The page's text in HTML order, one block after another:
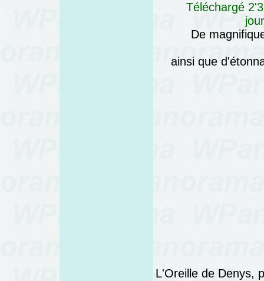
Téléchargé
De
ainsi que
L'Oreille de Denys,